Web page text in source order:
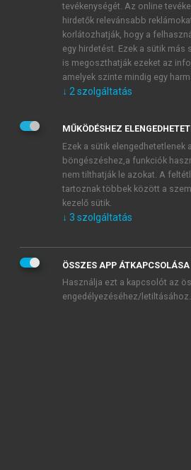
JELSZÓ ÚJRA
Kérek értesítést a MeRSZ
Kérek értesítést az Akadémiai Kiadó
Adatkezelési tájékoztatóban
veszem és elfogadom.
Általános vásárlási feltételeket,
mersz.huoldalak
tudomásul veszem és elfogadom.
KIPRÓBÁLOM
tevékenységét. Az online
hirdetők relevánsabb
korlátozhatják, hogy a
egy hirdetést. Ezek a sütik más
is megoszthatják ezeket az
amelyek szinte mindig egy
↓ 2 szolgáltatás
MŰKÖDÉSHEZ
Ezek a sütik elengedhetetlenek
böngészéshez,a funkciók
nem tilthatják le azokat. A
tartoznak többek között a
kezelő sütik.
↓ 3 szolgáltatás
ÖSSZES APP ÁTKAPCSOLÁSA
Használja ezt a kapcsolót az
engedélyezéséhez/letiltásához.